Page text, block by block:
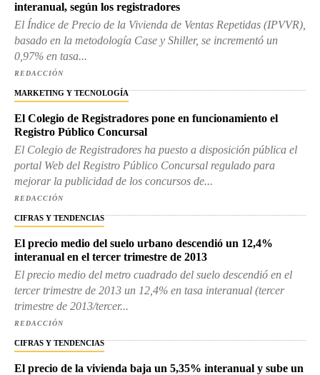
interanual, según los registradores
El Índice de Precio de la Vivienda de Ventas Repetidas (IPVVR),
basado en la metodología Case y Shiller, se incrementó un
0,97% en tasa...
REDACCIÓN
MARKETING Y TECNOLOGÍA
El Colegio de Registradores pone en funcionamiento el
Registro Público Concursal
El Colegio de Registradores ha puesto a disposición pública el
portal Web del Registro Público Concursal regulado para
mejorar la publicidad de los concursos de...
REDACCIÓN
CIFRAS Y TENDENCIAS
El precio medio del suelo urbano descendió un 12,4%
interanual en el tercer trimestre de 2013
El precio medio del metro cuadrado del suelo descendió en el
tercer trimestre de 2013 un 12,4% en tasa interanual (tercer
trimestre de 2013/tercer...
REDACCIÓN
CIFRAS Y TENDENCIAS
El precio de la vivienda baja un 5,35% interanual y sube un